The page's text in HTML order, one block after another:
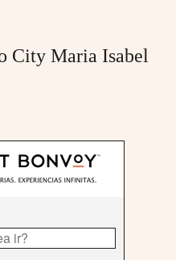
City Maria Isabel